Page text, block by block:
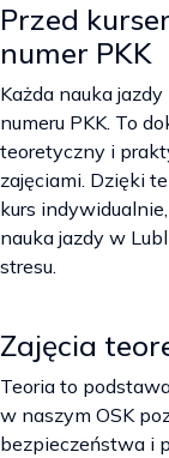
Przed
numer PKK
Każda nauka
numeru PKK. To
teoretyczny i
zajęciami. Dzięki
kurs
nauka jazdy w
stresu.
Zajęcia
Teoria to
w naszym OSK
bezpieczeństwa i